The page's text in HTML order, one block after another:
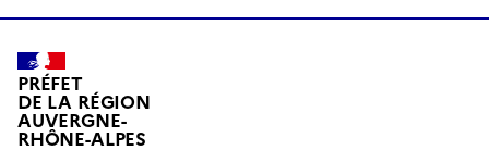
PRÉFET
DE LA RÉGION
AUVERGNE-
RHÔNE-ALPES